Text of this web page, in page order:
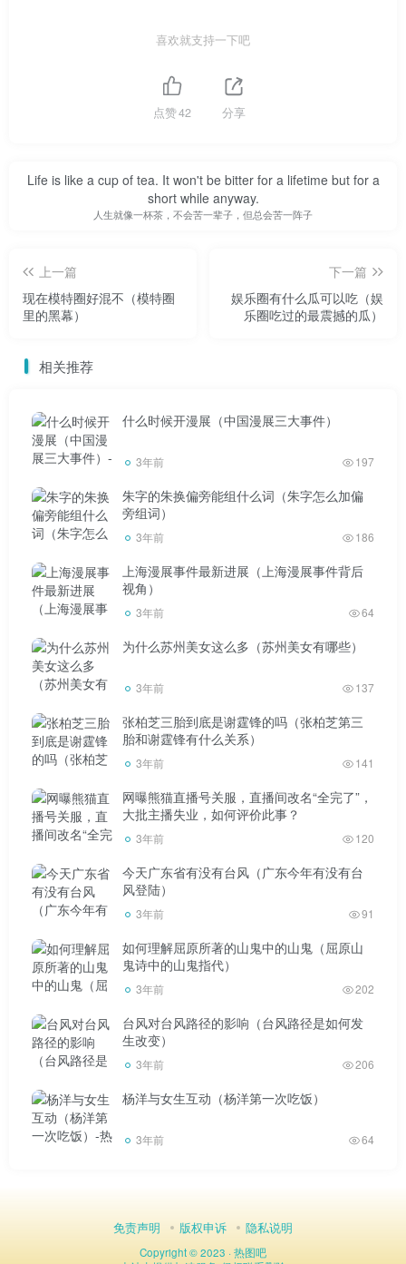
在纽约维多利亚的秘密年度时装秀上▼
为什么维密的文胸卖的多
2013 ▼
2015 ▼
奚梦瑶
2013年，她作为第四位亚洲超模出现在维多利亚的秘密
秀上▼
喜欢就支持一下吧
点赞42 分享
Life is like a cup of tea. It won't be bitter for a lifetime but for a
short while anyway.
人生就像一杯茶，不会苦一辈子，但总会苦一阵子
上一篇
现在模特圈好混不（模特圈
里的黑幕）
下一篇
娱乐圈有什么瓜可以吃（娱
乐圈吃过的最震撼的瓜）
相关推荐
什么时候开漫展（中国漫展三大事件）
3年前 197
朱字的朱换偏旁能组什么词（朱字怎么加偏
旁组词）
3年前 186
上海漫展事件最新进展（上海漫展事件背后
视角）
3年前 64
为什么苏州美女这么多（苏州美女有哪些）
3年前 137
张柏芝三胎到底是谢霆锋的吗（张柏芝第三
胎和谢霆锋有什么关系）
3年前 141
网曝熊猫直播号关服，直播间改名“全完了”，
大批主播失业，如何评价此事？
3年前 120
今天广东省有没有台风（广东今年有没有台
风登陆）
3年前 91
如何理解屈原所著的山鬼中的山鬼（屈原山
鬼诗中的山鬼指代）
3年前 202
台风对台风路径的影响（台风路径是如何发
生改变）
3年前 206
杨洋与女生互动（杨洋第一次吃饭）
3年前 64
免责声明 版权申诉 隐私说明
Copyright © 2023 ·热图吧